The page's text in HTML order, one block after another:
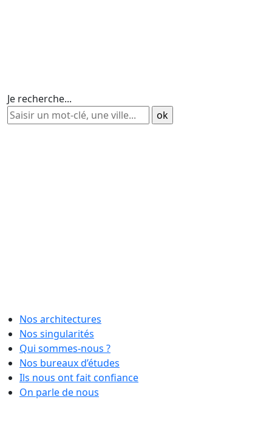
Je recherche...
Nos architectures
Nos singularités
Qui sommes-nous ?
Nos bureaux d’études
Ils nous ont fait confiance
On parle de nous